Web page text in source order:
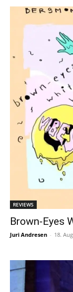
REVIEWS
Brown-Eyes
Juri Andresen - 18.